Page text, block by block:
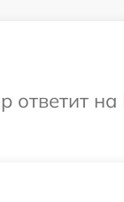
ответит